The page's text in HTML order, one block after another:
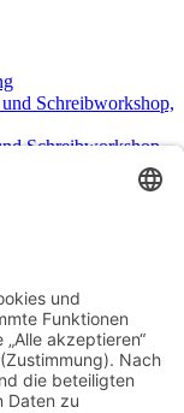
Schreibworkshop
niederrhein?
und zum